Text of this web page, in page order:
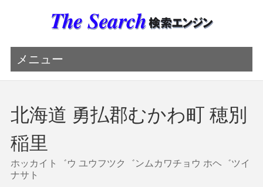
メニュー
北海道 勇払郡むかわ町 穂別
稲里
ホッカイト゛ウ ユウフツク゛ンムカワチョウ ホヘ゛ツイ
ナサト